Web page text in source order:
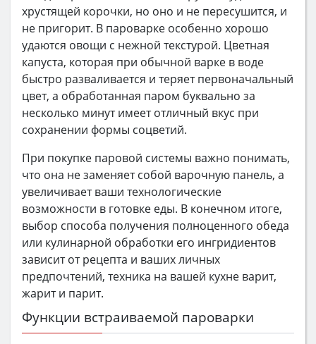
хрустящей корочки, но оно и не пересушится, и
не пригорит. В пароварке особенно хорошо
удаются овощи с нежной текстурой. Цветная
капуста, которая при обычной варке в воде
быстро разваливается и теряет первоначальный
цвет, а обработанная паром буквально за
несколько минут имеет отличный вкус при
сохранении формы соцветий.
При покупке паровой системы важно понимать,
что она не заменяет собой варочную панель, а
увеличивает ваши технологические
возможности в готовке еды. В конечном итоге,
выбор способа получения полноценного обеда
или кулинарной обработки его ингридиентов
зависит от рецепта и ваших личных
предпочтений, техника на вашей кухне варит,
жарит и парит.
Функции встраиваемой пароварки